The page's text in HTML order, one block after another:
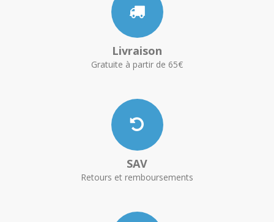
Livraison
Gratuite à partir de 65€
SAV
Retours et remboursements